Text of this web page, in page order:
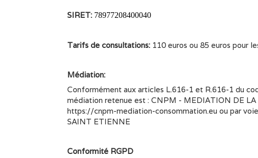
SIRET: 78977208400040
Tarifs de consultations: 110 euros ou 85 euros pour
Médiation:
Conformément aux articles L.616-1 et R.616-1 du
médiation retenue est : CNPM - MEDIATION DE
https://cnpm-mediation-consommation.eu ou par
SAINT ETIENNE
Conformité RGPD